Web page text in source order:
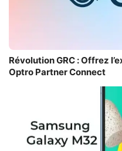
Révolution GRC : Offrez
Optro Partner Connect